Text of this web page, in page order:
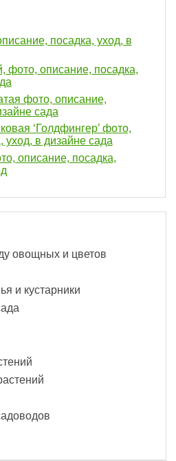
посадка, уход, в
фото, описание, посадка,
фото, описание,
сада
‘Голдфингер’ фото,
уход, в дизайне сада
описание, посадка,
овощных и цветов
и кустарники